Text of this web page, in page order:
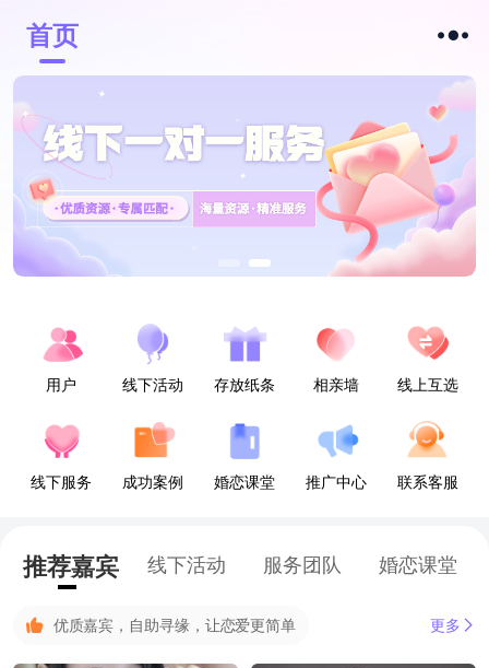
首页
用户 线下活动 存放纸条 相亲墙 线上互选
线下服务 成功案例 婚恋课堂 推广中心 联系客服
推荐嘉宾 线下活动 服务团队 婚恋课堂
优质嘉宾，自助寻缘，让恋爱更简单 更多